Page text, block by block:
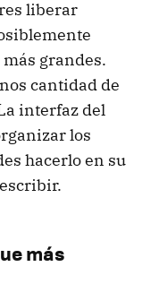
liberar
grandes.
cantidad de
interfaz del
los
hacerlo en su
más